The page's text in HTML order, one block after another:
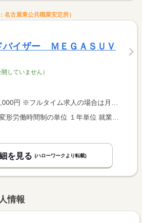
名古屋東公共職業安定所）
バイザー ＭＥＧＡＳＵＶ
していません）
人の場合は月額（換算額）、パート求人の場合は時間額を表示しています。
を見る (ハローワークより転載)
情報